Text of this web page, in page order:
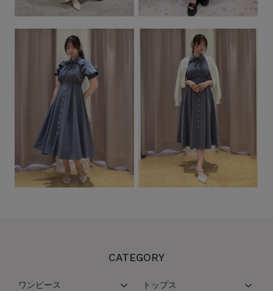
CATEGORY
ワンピース トップス